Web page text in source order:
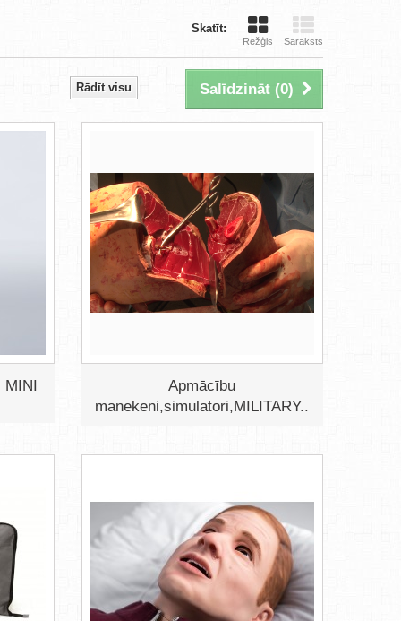
Skatīt:
Režģis Saraksts
Salīdzināt (0)
Rādīt visu
MINI
Apmācību
manekeni,simulatori,MILITARY...